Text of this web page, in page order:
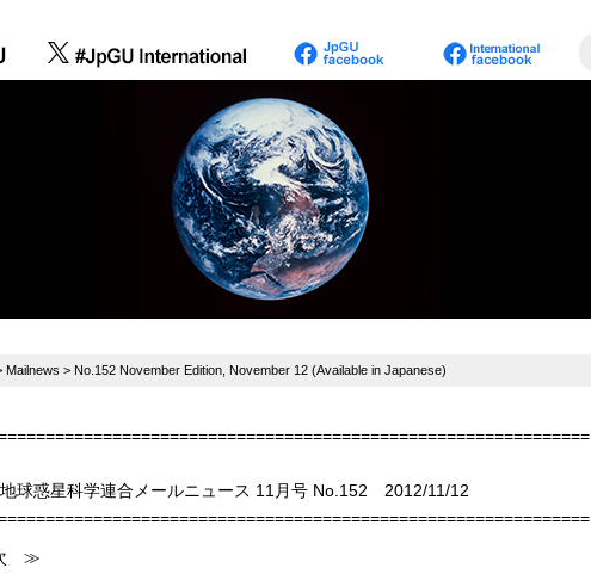
Mailnews > No.152 November Edition, November 12 (Available in Japanese)
球惑星科学連合メールニュース 11月号 No.152 2012/11/12
≫